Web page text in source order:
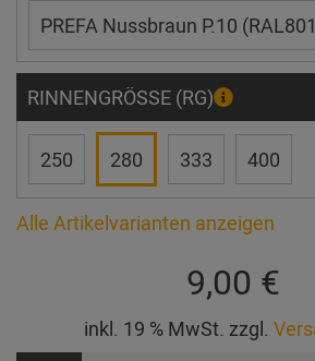
PREFA Nussbraun P.10
RINNENGRÖSSE (RG)
250 280 333 400
Alle Artikelvarianten anzeigen
9,00 €
inkl. 19 % MwSt. zzgl.